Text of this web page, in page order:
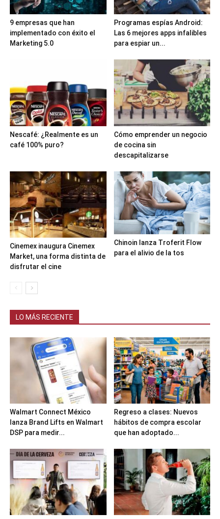
9 empresas que han
implementado con éxito el
Marketing 5.0
Programas espías Android:
Las 6 mejores apps infalibles
para espiar un...
Nescafé: ¿Realmente es un
café 100% puro?
Cómo emprender un negocio
de cocina sin
descapitalizarse
Cinemex inaugura Cinemex
Market, una forma distinta de
disfrutar el cine
Chinoin lanza Troferit Flow
para el alivio de la tos
LO MÁS RECIENTE
Walmart Connect México
lanza Brand Lifts en Walmart
DSP para medir...
Regreso a clases: Nuevos
hábitos de compra escolar
que han adoptado...